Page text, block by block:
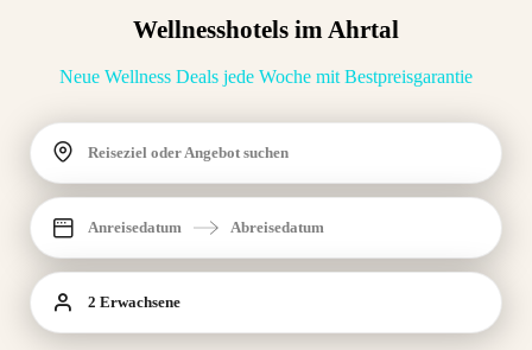
Wellnesshotels im Ahrtal
Neue Wellness Deals jede Woche mit Bestpreisgarantie
Reiseziel oder Angebot suchen
Anreisedatum Abreisedatum
2 Erwachsene